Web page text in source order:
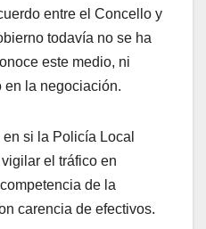
entre el Concello y
todavía no se ha
este medio, ni
en la negociación.
si la Policía Local
el tráfico en
de la
carencia de efectivos.